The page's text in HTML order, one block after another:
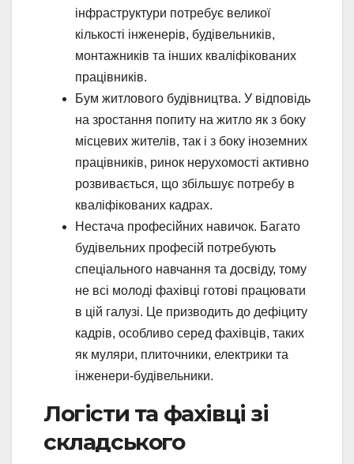
інфраструктури потребує великої
кількості інженерів, будівельників,
монтажників та інших кваліфікованих
працівників.
Бум житлового будівництва. У відповідь
на зростання попиту на житло як з боку
місцевих жителів, так і з боку іноземних
працівників, ринок нерухомості активно
розвивається, що збільшує потребу в
кваліфікованих кадрах.
Нестача професійних навичок. Багато
будівельних професій потребують
спеціального навчання та досвіду, тому
не всі молоді фахівці готові працювати
в цій галузі. Це призводить до дефіциту
кадрів, особливо серед фахівців, таких
як муляри, плиточники, електрики та
інженери-будівельники.
Логісти та фахівці зі
складського